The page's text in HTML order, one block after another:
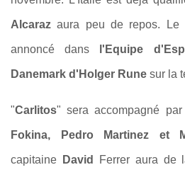
Alcaraz aura peu de repos.
annoncé dans l'Equipe
Danemark d'Holger Rune sur la
"Carlitos" sera accompagné par
Fokina, Pedro Martinez et
capitaine David Ferrer aura de